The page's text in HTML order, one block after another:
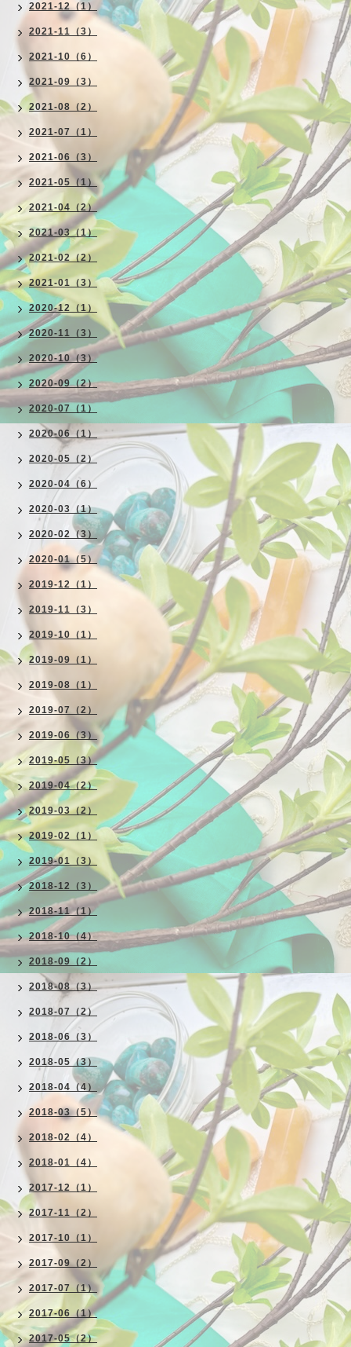
2021-12（1）
2021-11（3）
2021-10（6）
2021-09（3）
2021-08（2）
2021-07（1）
2021-06（3）
2021-05（1）
2021-04（2）
2021-03（1）
2021-02（2）
2021-01（3）
2020-12（1）
2020-11（3）
2020-10（3）
2020-09（2）
2020-07（1）
2020-06（1）
2020-05（2）
2020-04（6）
2020-03（1）
2020-02（3）
2020-01（5）
2019-12（1）
2019-11（3）
2019-10（1）
2019-09（1）
2019-08（1）
2019-07（2）
2019-06（3）
2019-05（3）
2019-04（2）
2019-03（2）
2019-02（1）
2019-01（3）
2018-12（3）
2018-11（1）
2018-10（4）
2018-09（2）
2018-08（3）
2018-07（2）
2018-06（3）
2018-05（3）
2018-04（4）
2018-03（5）
2018-02（4）
2018-01（4）
2017-12（1）
2017-11（2）
2017-10（1）
2017-09（2）
2017-07（1）
2017-06（1）
2017-05（2）